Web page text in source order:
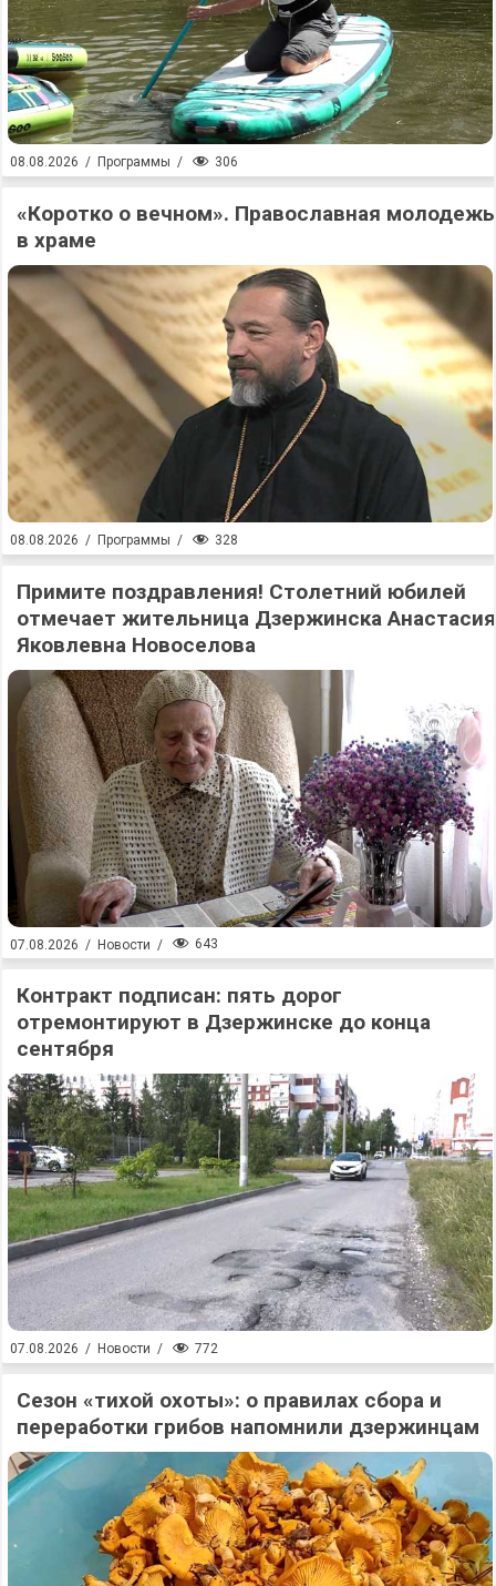
08.08.2026 / Программы / 306
«Коротко о вечном». Православная молодежь
в храме
08.08.2026 / Программы / 328
Примите поздравления! Столетний юбилей
отмечает жительница Дзержинска Анастасия
Яковлевна Новоселова
07.08.2026 / Новости / 643
Контракт подписан: пять дорог
отремонтируют в Дзержинске до конца
сентября
07.08.2026 / Новости / 772
Сезон «тихой охоты»: о правилах сбора и
переработки грибов напомнили дзержинцам